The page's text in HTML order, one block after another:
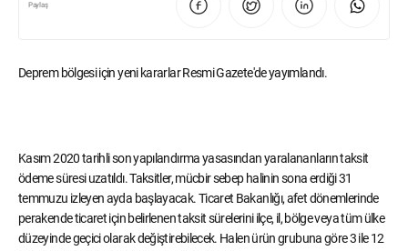
Paylaş
Deprem bölgesi için yeni kararlar Resmi Gazete'de yayımlandı.
Kasım 2020 tarihli son yapılandırma yasasından yaralananların taksit
ödeme süresi uzatıldı. Taksitler, mücbir sebep halinin sona erdiği 31
temmuzu izleyen ayda başlayacak. Ticaret Bakanlığı, afet dönemlerinde
perakende ticaret için belirlenen taksit sürelerini ilçe, il, bölge veya tüm ülke
düzeyinde geçici olarak değiştirebilecek. Halen ürün grubuna göre 3 ile 12